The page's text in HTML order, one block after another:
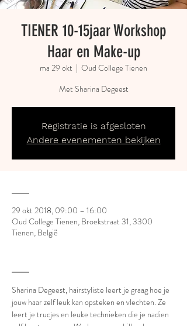
TIENER 10-15jaar Workshop
Haar en Make-up
ma 29 okt
  |
Oud College Tienen
Met Sharina Degeest
Registratie is afgesloten
Andere evenementen bekijken
29 okt 2018, 09:00 – 16:00
Oud College Tienen, Broekstraat 31, 3300
Tienen, België
Sharina Degeest, hairstyliste leert je graag hoe je
jouw haar zelf leuk kan opsteken en vlechten. Ze
leert je trucjes en leuke technieken die je nadien